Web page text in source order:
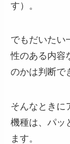
す）。
でもだいたい
性のある内容
のかは判断で
そんなときに
機種は、パッ
ます。